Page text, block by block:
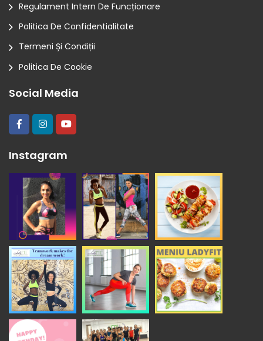
Regulament Intern De Funcționare
Politica De Confidentialitate
Termeni Și Condiții
Politica De Cookie
Social Media
Instagram